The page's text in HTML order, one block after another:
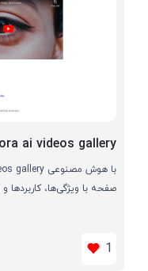
ai videos gallery
صفحه با ویژگی‌ها، کاربردها
1